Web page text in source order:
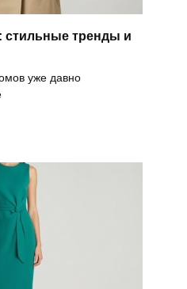
стильные тренды и
уже давно